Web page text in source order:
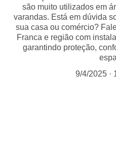
são muito utilizados em
varandas. Está em dúvida
sua casa ou comércio?
Franca e região com
garantindo proteção,
9/4/2025